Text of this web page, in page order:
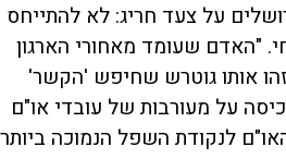
על צעד חריג: לא להתייחס
"האדם שעומד מאחורי הארגון
זהו אותו גוטרש שחיפש 'הקשר'
שכיסה על מעורבות של עובדי או"ם
לנקודת השפל הנמוכה ביותר